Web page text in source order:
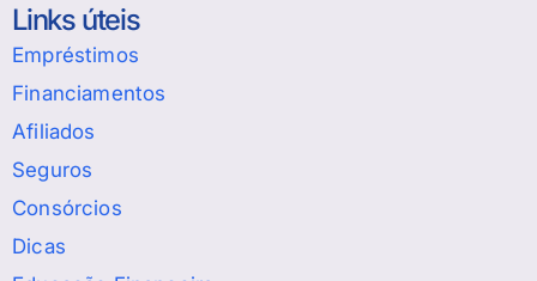
Links úteis
Empréstimos
Financiamentos
Afiliados
Seguros
Consórcios
Dicas